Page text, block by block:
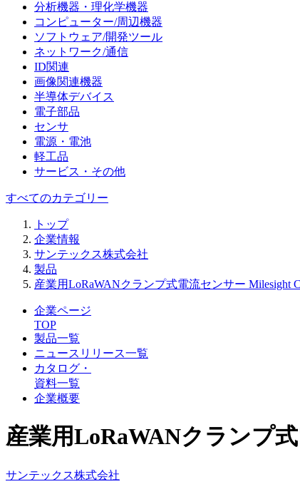
分析機器・理化学機器
コンピューター/周辺機器
ソフトウェア/開発ツール
ネットワーク/通信
ID関連
画像関連機器
半導体デバイス
電子部品
センサ
電源・電池
軽工品
サービス・その他
すべてのカテゴリー
トップ
企業情報
サンテックス株式会社
製品
産業用LoRaWANクランプ式電流センサー Milesight
企業ページ
TOP
製品一覧
ニュースリリース一覧
カタログ・
資料一覧
企業概要
産業用LoRaWANクランプ
サンテックス株式会社